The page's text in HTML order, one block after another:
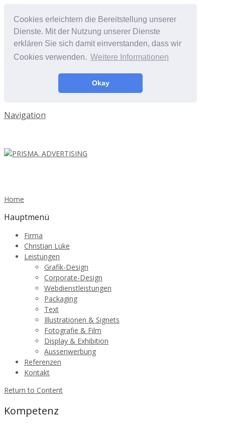
Cookies erleichtern die Bereitstellung unserer
Dienste. Mit der Nutzung unserer Dienste
erklären Sie sich damit einverstanden, dass wir
Cookies verwenden. Weitere Informationen
Okay
Navigation
Home
Hauptmenü
Firma
Christian Lüke
Leistungen
Grafik-Design
Corporate-Design
Webdienstleistungen
Packaging
Text
Illustrationen & Signets
Fotografie & Film
Display & Exhibition
Aussenwerbung
Referenzen
Kontakt
Return to Content
Kompetenz